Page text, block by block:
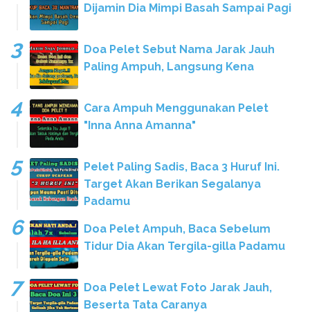
Dijamin Dia Mimpi Basah Sampai Pagi
Doa Pelet Sebut Nama Jarak Jauh
Paling Ampuh, Langsung Kena
Cara Ampuh Menggunakan Pelet
"Inna Anna Amanna"
Pelet Paling Sadis, Baca 3 Huruf Ini.
Target Akan Berikan Segalanya
Padamu
Doa Pelet Ampuh, Baca Sebelum
Tidur Dia Akan Tergila-gilla Padamu
Doa Pelet Lewat Foto Jarak Jauh,
Beserta Tata Caranya